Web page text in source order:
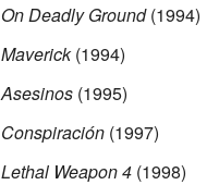
On Deadly Ground(1994)
Maverick(1994)
Asesinos (1995)
Conspiración (1997)
Lethal Weapon 4 (1998)